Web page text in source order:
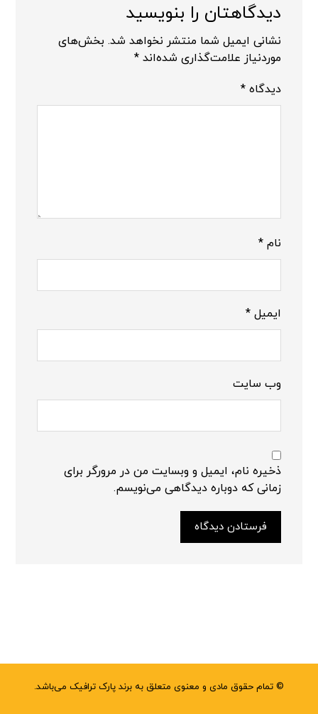
دیدگاهتان را بنویسید
نشانی ایمیل شما منتشر نخواهد شد. بخش‌های
موردنیاز علامت‌گذاری شده‌اند*
دیدگاه*
نام*
ایمیل*
وب‌ سایت
ذخیره نام، ایمیل و وبسایت من در مرورگر برای
زمانی که دوباره دیدگاهی می‌نویسم.
فرستادن دیدگاه
© تمام حقوق مادی و معنوی متعلق به برند پارک ترافیک می‌باشد.